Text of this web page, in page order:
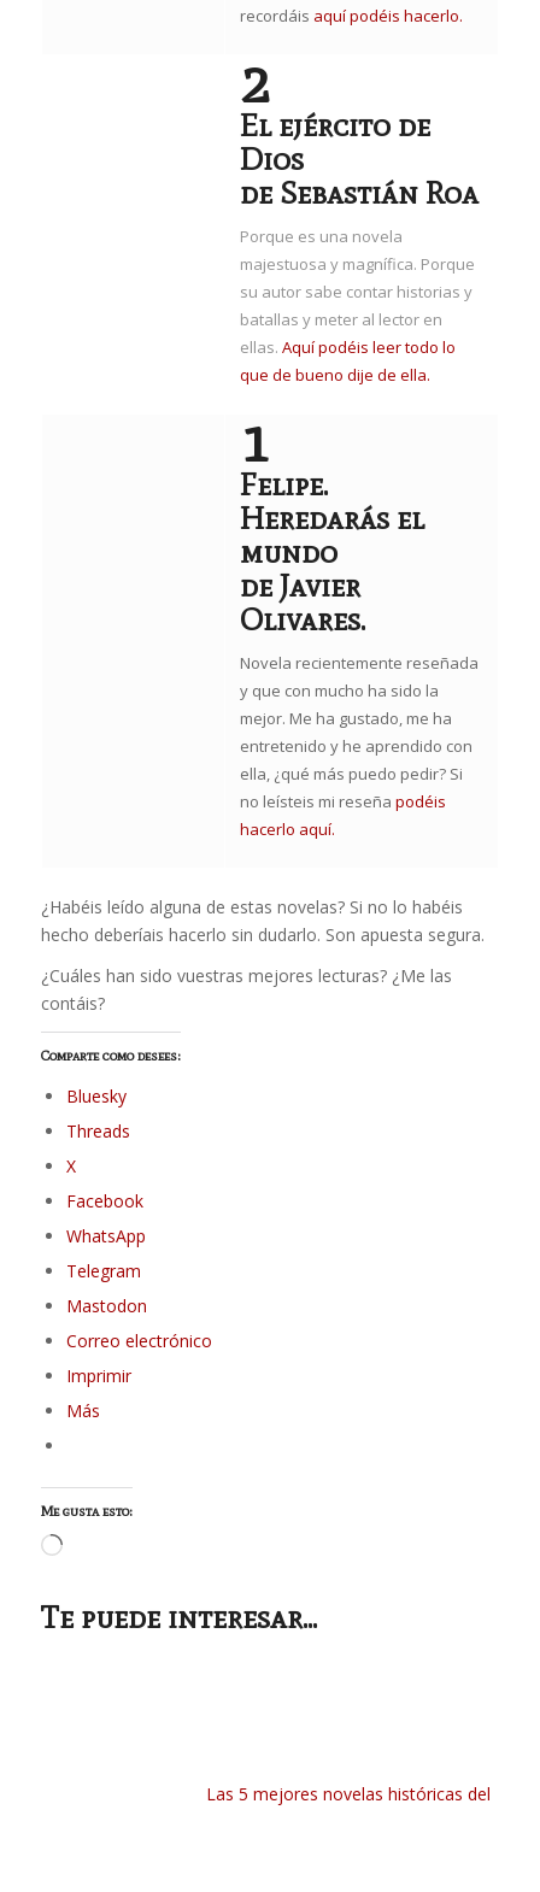
recordáis aquí podéis hacerlo.
2
El ejército de
Dios
de Sebastián Roa
Porque es una novela
majestuosa y magnífica. Porque
su autor sabe contar historias y
batallas y meter al lector en
ellas. Aquí podéis leer todo lo
que de bueno dije de ella.
1
Felipe.
Heredarás el
mundo
de Javier
Olivares.
Novela recientemente reseñada
y que con mucho ha sido la
mejor. Me ha gustado, me ha
entretenido y he aprendido con
ella, ¿qué más puedo pedir? Si
no leísteis mi reseña podéis
hacerlo aquí.
¿Habéis leído alguna de estas novelas? Si no lo habéis
hecho deberíais hacerlo sin dudarlo. Son apuesta segura.
¿Cuáles han sido vuestras mejores lecturas? ¿Me las
contáis?
Comparte como desees:
Bluesky
Threads
X
Facebook
WhatsApp
Telegram
Mastodon
Correo electrónico
Imprimir
Más
Me gusta esto:
Cargando...
Te puede interesar...
Las 5 mejores novelas históricas del